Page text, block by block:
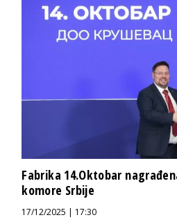
Fabrika 14.Oktobar
komore Srbije
17/12/2025 | 17:30